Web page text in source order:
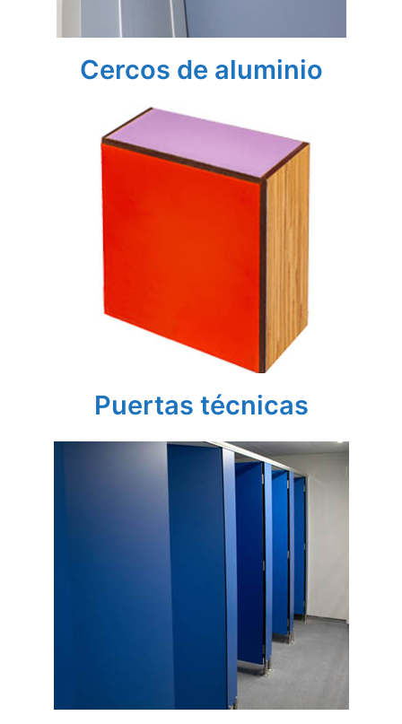
Cercos de aluminio
Puertas técnicas